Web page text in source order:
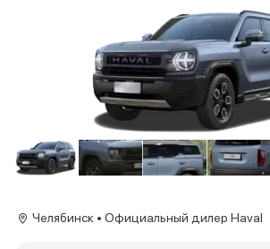
Челябинск • Официальный дилер Haval